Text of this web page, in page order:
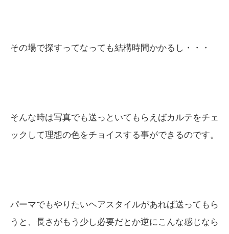
その場で探すってなっても結構時間かかるし・・・
そんな時は写真でも送っといてもらえばカルテをチェ
ックして理想の色をチョイスする事ができるのです。
パーマでもやりたいヘアスタイルがあれば送ってもら
うと、長さがもう少し必要だとか逆にこんな感じなら